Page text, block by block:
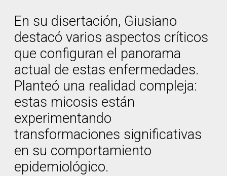
En su disertación, Giusiano
destacó varios aspectos críticos
que configuran el panorama
actual de estas enfermedades.
Planteó una realidad compleja:
estas micosis están
experimentando
transformaciones significativas
en su comportamiento
epidemiológico.